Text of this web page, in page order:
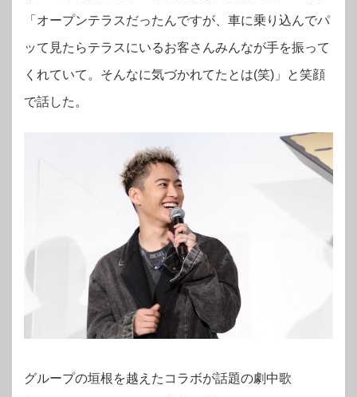
「オープンテラスだったんですが、車に乗り込んでパ
ッて見たらテラスにいるお客さんみんなが手を振って
くれていて。そんなに気づかれてたとは(笑)」と笑顔
で話した。
グループの垣根を越えたコラボが話題の劇中歌